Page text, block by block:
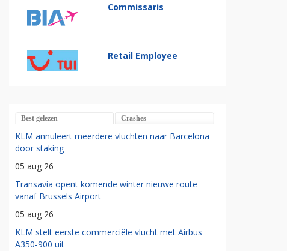
Commissaris
Retail Employee
Best gelezen Crashes
KLM annuleert meerdere vluchten naar Barcelona
door staking
05 aug 26
Transavia opent komende winter nieuwe route
vanaf Brussels Airport
05 aug 26
KLM stelt eerste commerciële vlucht met Airbus
A350-900 uit